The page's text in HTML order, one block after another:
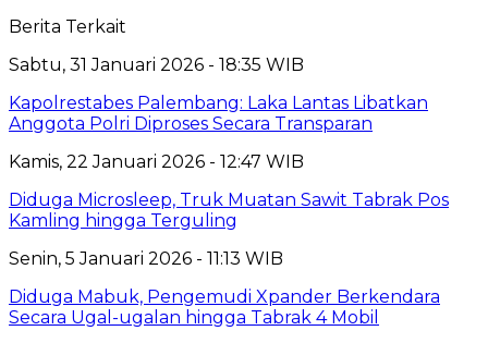
Berita Terkait
Sabtu, 31 Januari 2026 - 18:35 WIB
Kapolrestabes Palembang: Laka Lantas Libatkan
Anggota Polri Diproses Secara Transparan
Kamis, 22 Januari 2026 - 12:47 WIB
Diduga Microsleep, Truk Muatan Sawit Tabrak Pos
Kamling hingga Terguling
Senin, 5 Januari 2026 - 11:13 WIB
Diduga Mabuk, Pengemudi Xpander Berkendara
Secara Ugal-ugalan hingga Tabrak 4 Mobil